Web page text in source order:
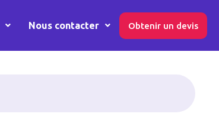
Nous contacter Obtenir un devis